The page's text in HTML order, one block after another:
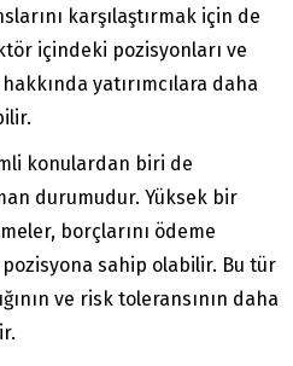
karşılaştırmak için de
içindeki pozisyonları ve
yatırımcılara daha
konulardan biri de
durumudur. Yüksek bir
borçlarını ödeme
sahip olabilir. Bu tür
ve risk toleransının daha